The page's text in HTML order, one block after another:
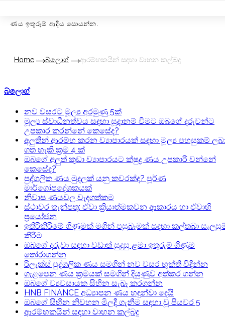
Home බ්ලොග් ආරම්භකයින් සඳහා වාහන කල්බදු
බ්ලොග්
නව වසරට මූල්‍ය අරමුණු 5ක්
මූල්‍ය ස්වාධීනත්වය සඳහා සූදානම් වීමට ඔබගේ දරුවන්ට
උපකාර කරන්නේ කෙසේද?
අලුතින් ආරම්භ කරන ව්‍යාපාරයක් සඳහා මූල්‍ය පහසුකම්
ගත හැකි ක්‍රම 4 ක්
ඔබගේ අලුත් කුඩා ව්‍යාපාරයට ක්ෂුද්‍ර ණය උපකාරී වන්නේ
කෙසේද?
පුද්ගලික ණය මුදලක් යනු කවරක්ද? පූර්ණ
මා‍ර්ගෝපදේශකයක්
නිවාස ණයවල වැදගත්කම
ස්ථාවර තැන්පතු: ඒවා ක්‍රියාත්මකවන ආකාරය හා ඒවාහි
ප්‍රයෝජන
ඉතිරිකිරීමේ ගිණුමක් මගින් පසුබෑමක් සඳහා කල්තබා
කිරීම
ඔබගේ දරුවා සඳහා වඩාත් සුදුසු ළමා ඉතුරුම් ගිණුම
තෝරාගන්න
රිලැක්ස් පුද්ගලික ණය සමගින් නව වසර භුක්ති විඳින්න
ගැළපෙන ණය ක්‍රමයක් සමගින් දියුණුව අත්කර ගන්න
ඔබගේ ව්‍යවසායක සිහින සැබෑ කරගන්න
HNB FINANCE අධ්‍යාපන ණය හඳුන්වා දෙයි
ඔබගේ සිහින නිවහන මිලදී ගැනීම සඳහා වූ පියවර 5
ආරම්භකයින් සඳහා වාහන කල්බදු